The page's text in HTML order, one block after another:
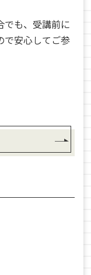
でも、受講前に
で安心してご参